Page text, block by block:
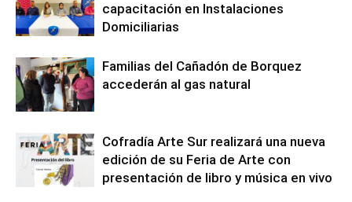
capacitación en Instalaciones
Domiciliarias
Familias del Cañadón de Borquez
accederán al gas natural
Cofradía Arte Sur realizará una nueva
edición de su Feria de Arte con
presentación de libro y música en vivo